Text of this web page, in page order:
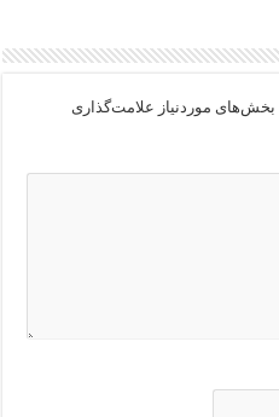
بخش‌های موردنیاز علامت‌گذاری